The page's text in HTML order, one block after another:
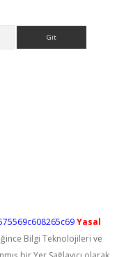
Yasal
Bilgi Teknolojileri ve